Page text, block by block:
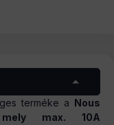
terméke a Nous
mely max. 10A